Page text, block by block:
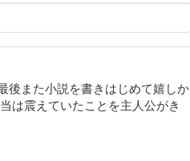
後また小説を書きはじめて嬉しか
は震えていたことを主人公がき